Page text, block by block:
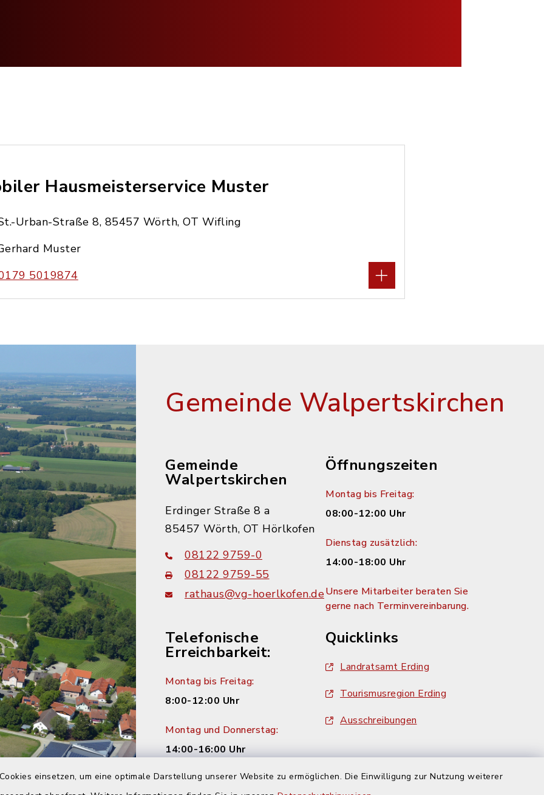
einsetzen, um eine optimale Darstellung unserer Website zu ermöglichen. Die Einwilligung zur Nutzung weiterer
Hausmeisterservice Muster
Urban-Straße 8, 85457 Wörth, OT Wifling
Muster
5019874
Gemeinde Walpertskirchen
Gemeinde
Walpertskirchen
Erdinger Straße 8 a
85457 Wörth, OT Hörlkofen
08122 9759-0
08122 9759-55
rathaus@vg-hoerlkofen.de
Öffnungszeiten
Montag bis Freitag:
08:00-12:00 Uhr
Dienstag zusätzlich:
14:00-18:00 Uhr
Unsere Mitarbeiter beraten Sie
gerne nach Terminvereinbarung.
Telefonische
Erreichbarkeit:
Montag bis Freitag:
8:00-12:00 Uhr
Montag und Donnerstag:
14:00-16:00 Uhr
Dienstag:
Quicklinks
Landratsamt Erding
Tourismusregion Erding
Ausschreibungen